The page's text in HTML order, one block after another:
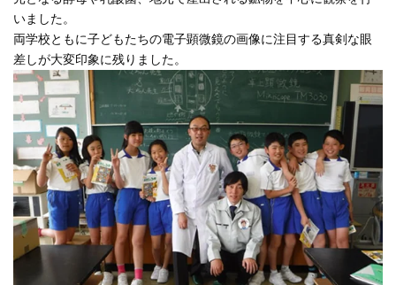
いました。
両学校ともに子どもたちの電子顕微鏡の画像に注目する真剣な眼
差しが大変印象に残りました。